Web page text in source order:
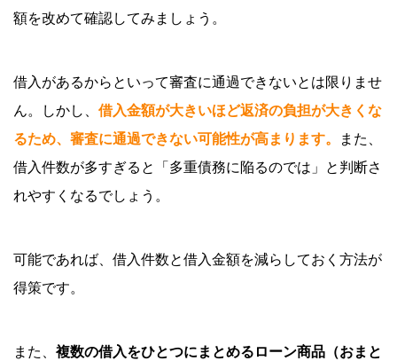
額を改めて確認してみましょう。
借入があるからといって審査に通過できないとは限りませ
ん。しかし、 借入金額が大きいほど返済の負担が大きくな
るため、審査に通過できない可能性が高まります。
また、
借入件数が多すぎると「多重債務に陥るのでは」と判断さ
れやすくなるでしょう。
可能であれば、借入件数と借入金額を減らしておく方法が
得策です。
また、 複数の借入をひとつにまとめるローン商品（おまと